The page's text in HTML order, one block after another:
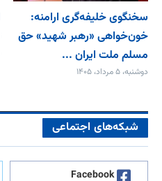
سخنگوی خلیفه‌گری ارامنه:
خون‌خواهی «رهبر شهید» حق
مسلم ملت ایران ...
دوشنبه، ۵ مرداد، ۱۴۰۵
شبکه‌های اجتماعی
Facebook